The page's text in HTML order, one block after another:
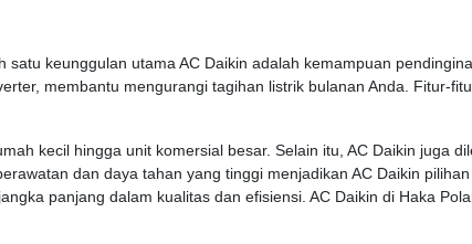
keunggulan utama AC Daikin adalah kemampuan
membantu mengurangi tagihan listrik bulanan Anda. Fitur-
kecil hingga unit komersial besar. Selain itu, AC Daikin juga
dan daya tahan yang tinggi menjadikan AC Daikin
panjang dalam kualitas dan efisiensi. AC Daikin di Haka